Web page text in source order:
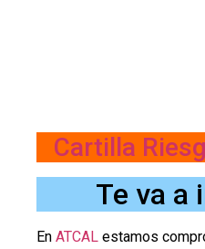
Cartilla
Te va a
En ATCAL estamos